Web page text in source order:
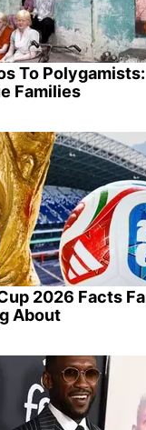
To
Families
2026 Facts
About